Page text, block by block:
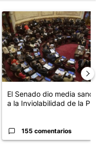
"Encuesta, mientras el
Un artículo de tendencia con
El Senado dio media sanción
a la Inviolabilidad de la P...
155 comentarios